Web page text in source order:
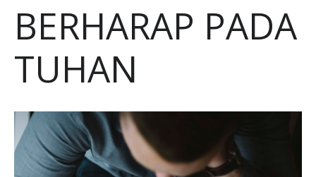
BERHARAP PADA
TUHAN